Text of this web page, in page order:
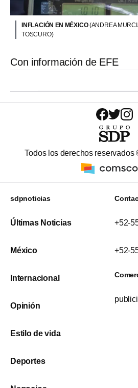
INFLACIÓN EN MÉXICO(ANDREA
TOSCURO)
Con información de EFE
Todos los derechos reservados
sdpnoticias
Últimas Noticias
México
Internacional
Opinión
Estilo de vida
Deportes
+52-
+52-